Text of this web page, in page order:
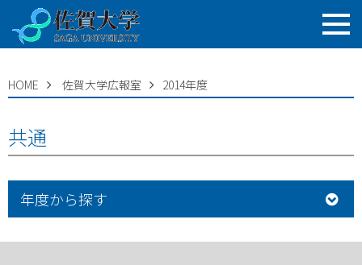
HOME 佐賀大学広報室 2014年度
共通
年度から探す